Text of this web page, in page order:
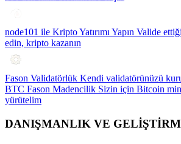
node101 ile Kripto Yatırımı Yapın Valide
edin, kripto kazanın
Fason Validatörlük Kendi validatörünüzü
BTC Fason Madencilik Sizin için Bitcoin
yürütelim
DANIŞMANLIK VE